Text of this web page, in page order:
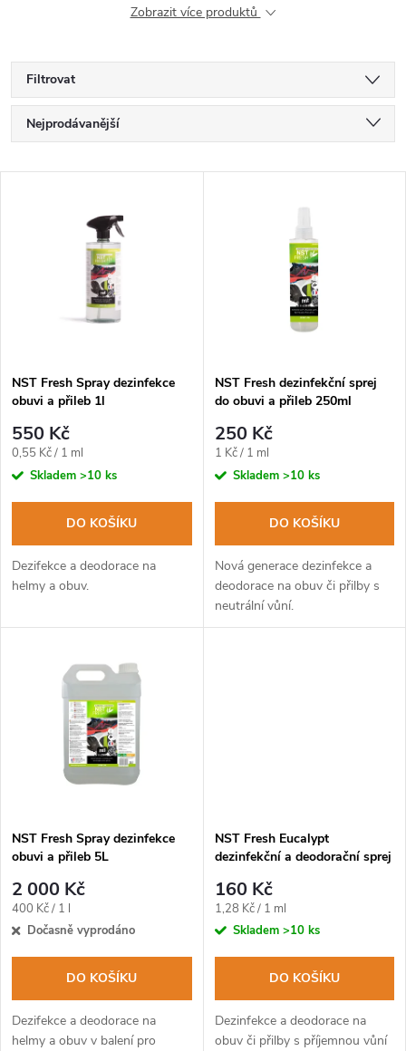
Zobrazit více produktů
Filtrovat
Ř
a
p
r
o
d
u
k
Nejprodávanější
s
p
r
o
d
u
NST Fresh Spray dezinfekce
obuvi a přileb 1l
550 Kč
Měrná
cena:
0,55 Kč / 1 ml
Skladem >10 ks
DO KOŠÍKU
Dezifekce a deodorace na
helmy a obuv.
NST Fresh dezinfekční sprej
do obuvi a přileb 250ml
250 Kč
Měrná
cena:
1 Kč / 1 ml
Skladem >10 ks
DO KOŠÍKU
Nová generace dezinfekce a
deodorace na obuv či přilby s
neutrální vůní.
NST Fresh Spray dezinfekce
obuvi a přileb 5L
2 000 Kč
Měrná
cena:
400 Kč / 1 l
Dočasně vyprodáno
DO KOŠÍKU
Dezifekce a deodorace na
helmy a obuv v balení pro
NST Fresh Eucalypt
dezinfekční a deodorační sprej
160 Kč
Měrná
cena:
1,28 Kč / 1 ml
Skladem >10 ks
DO KOŠÍKU
Dezinfekce a deodorace na
obuv či přilby s příjemnou vůní